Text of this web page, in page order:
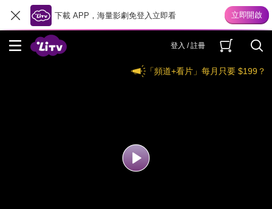
下載 APP，海量影劇免登入立即看
登入 / 註冊
「頻道+看片」每月只要 $199？